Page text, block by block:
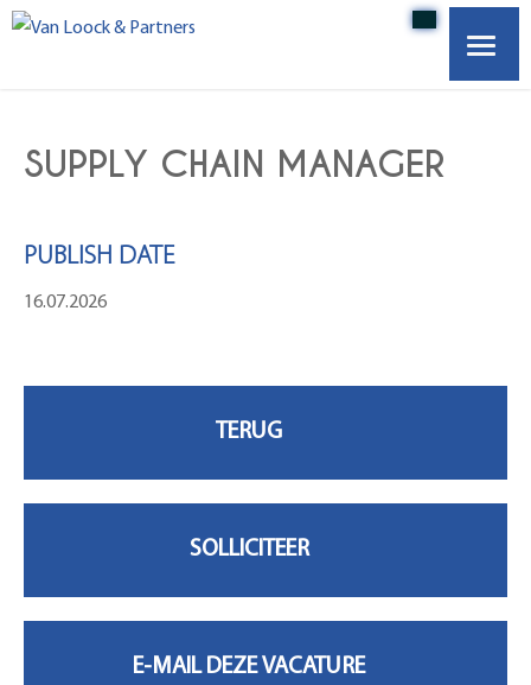
VACATURES
CONTACT
SUPPLY CHAIN MANAGER
PUBLISH DATE
16.07.2026